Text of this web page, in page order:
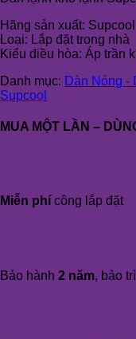
Hãng sản xuất: Supcool
Loại: Lắp đặt trong nhà
Kiểu điều hòa: Áp trần
Danh mục: Dàn Nóng -
Supcool
MUA MỘT LẦN –
Miễn phí công lắp đặt
Bảo hành 2 năm, bảo trì